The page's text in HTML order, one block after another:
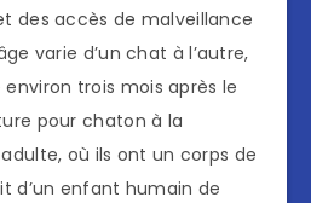
des accès de malveillance
varie d’un chat à l’autre,
trois mois après le
pour chaton à la
où ils ont un corps de
d’un enfant humain de